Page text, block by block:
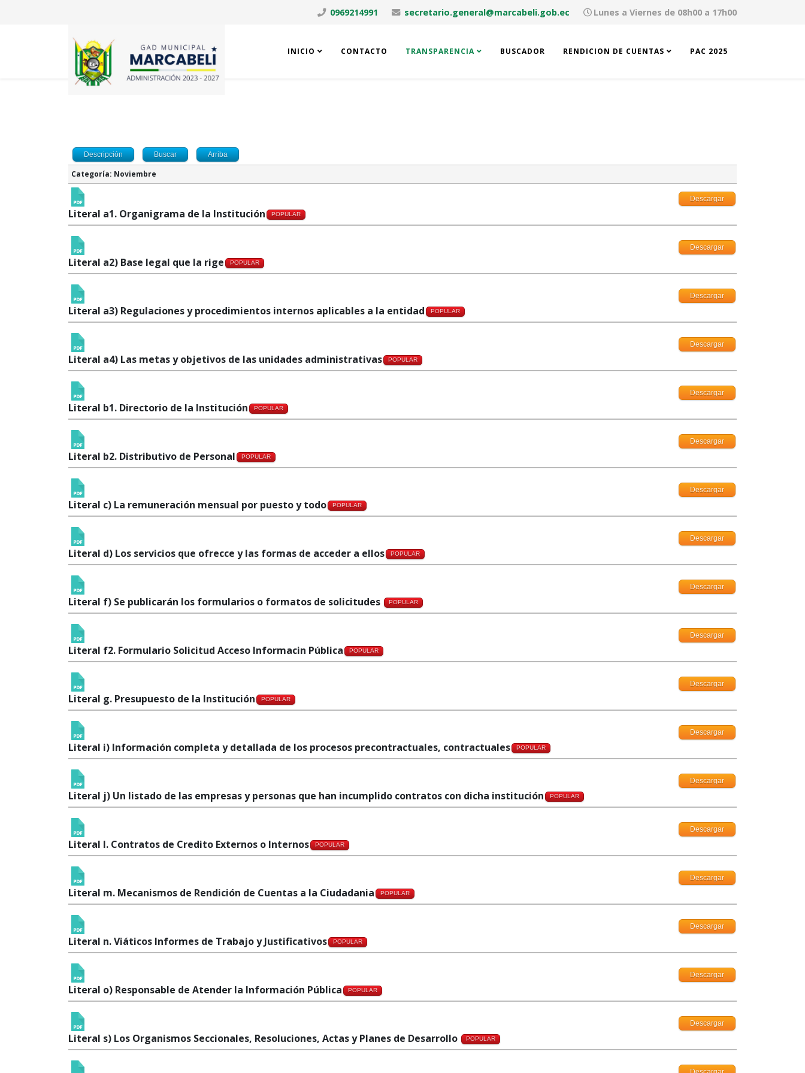
0969214991 secretario.general@marcabeli.gob.ec Lunes a Viernes de 08h00 a 17h00
INICIO CONTACTO TRANSPARENCIA BUSCADOR RENDICION DE CUENTAS PAC 2025
Descripción Buscar Arriba
Categoría: Noviembre
Literal a1. Organigrama de la Institución POPULAR
Descargar
Literal a2) Base legal que la rige POPULAR
Descargar
Literal a3) Regulaciones y procedimientos internos aplicables a la entidad POPULAR
Descargar
Literal a4) Las metas y objetivos de las unidades administrativas POPULAR
Descargar
Literal b1. Directorio de la Institución POPULAR
Descargar
Literal b2. Distributivo de Personal POPULAR
Descargar
Literal c) La remuneración mensual por puesto y todo POPULAR
Descargar
Literal d) Los servicios que ofrecce y las formas de acceder a ellos POPULAR
Descargar
Literal f) Se publicarán los formularios o formatos de solicitudes POPULAR
Descargar
Literal f2. Formulario Solicitud Acceso Informacin Pública POPULAR
Descargar
Literal g. Presupuesto de la Institución POPULAR
Descargar
Literal i) Información completa y detallada de los procesos precontractuales, contractuales POPULAR
Descargar
Literal j) Un listado de las empresas y personas que han incumplido contratos con dicha institución POPULAR
Descargar
Literal l. Contratos de Credito Externos o Internos POPULAR
Descargar
Literal m. Mecanismos de Rendición de Cuentas a la Ciudadania POPULAR
Descargar
Literal n. Viáticos Informes de Trabajo y Justificativos POPULAR
Descargar
Literal o) Responsable de Atender la Información Pública POPULAR
Descargar
Literal s) Los Organismos Seccionales, Resoluciones, Actas y Planes de Desarrollo POPULAR
Descargar